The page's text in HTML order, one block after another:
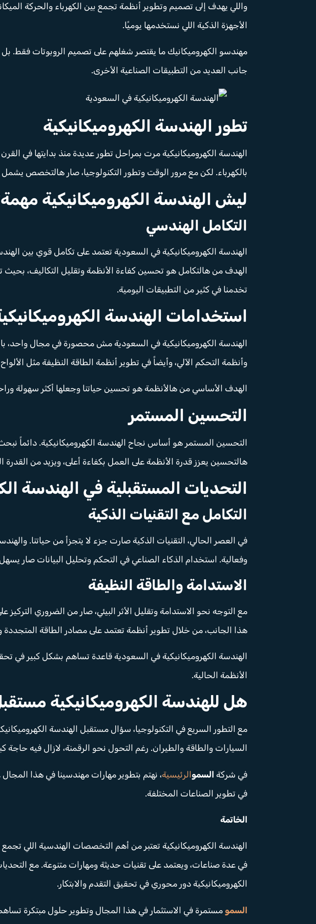
واللي يهدف إلى تصميم وتطوير أنظمة تجمع بين الكهرباء والحركة
الأجهزة الذكية اللي نستخدمها يوميًا.
مهندسو الكهروميكانيك ما يقتصر شغلهم على تصميم الروبوتات فقط. بل
جانب العديد من التطبيقات الصناعية الأخرى.
تطور الهندسة الكهروميكانيكية
بالكهرباء. لكن مع مرور الوقت وتطور التكنولوجيا، صار هالتخصص
ليش الهندسة الكهروميكانيكية
التكامل الهندسي
الهندسة الكهروميكانيكية في السعودية تعتمد على تكامل قوي بين
الهدف من هالتكامل هو تحسين كفاءة الأنظمة وتقليل التكاليف،
تخدمنا في كثير من التطبيقات اليومية.
استخدامات الهندسة
الهندسة الكهروميكانيكية في السعودية مش محصورة في مجال واحد،
وأنظمة التحكم الآلي، وأيضاً في تطوير أنظمة الطاقة النظيفة مثل
الهدف الأساسي من هالأنظمة هو تحسين حياتنا وجعلها أكثر سهولة
التحسين المستمر
التحسين المستمر هو أساس نجاح الهندسة الكهروميكانيكية. دائماً
هالتحسين يعزز قدرة الأنظمة على العمل بكفاءة أعلى، ويزيد من القدرة
التحديات المستقبلية في الهندسة
التكامل مع التقنيات الذكية
في العصر الحالي، التقنيات الذكية صارت جزء لا يتجزأ من حياتنا.
وفعالية. استخدام الذكاء الصناعي في التحكم وتحليل البيانات صار
الاستدامة والطاقة النظيفة
مع التوجه نحو الاستدامة وتقليل الأثر البيئي، صار من الضروري
هذا الجانب، من خلال تطوير أنظمة تعتمد على مصادر الطاقة المتجددة
الهندسة الكهروميكانيكية في السعودية قاعدة تساهم بشكل كبير في
الأنظمة الحالية.
هل للهندسة الكهروميكانيكية
مع التطور السريع في التكنولوجيا، سؤال مستقبل الهندسة
السيارات والطاقة والطيران. رغم التحول نحو الرقمنة، لازال فيه
في شركة السموالرئيسية، نهتم بتطوير مهارات مهندسينا في هذا
في تطوير الصناعات المختلفة.
الخاتمة
الهندسة الكهروميكانيكية تعتبر من أهم التخصصات الهندسية اللي تجمع
في عدة صناعات، ويعتمد على تقنيات حديثة ومهارات متنوعة. مع
الكهروميكانيكية دور محوري في تحقيق التقدم والابتكار.
السمومستمرة في الاستثمار في هذا المجال وتطوير حلول مبتكرة